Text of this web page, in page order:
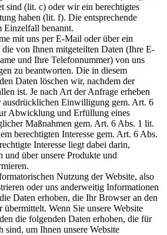
sind (lit. c) oder wir ein berechtigtes
haben (lit. f). Die entsprechende
Einzelfall benannt.
mit uns per E-Mail oder über ein
von Ihnen mitgeteilten Daten (Ihre E-
und Ihre Telefonnummer) von uns
zu beantworten. Die in diesem
Daten löschen wir, nachdem der
ist. Je nach Art der Anfrage erheben
ausdrücklichen Einwilligung gem. Art. 6
Abwicklung und Erfüllung eines
Maßnahmen gem. Art. 6 Abs. 1 lit.
berechtigten Interesse gem. Art. 6 Abs.
Interesse liegt dabei darin,
und über unsere Produkte und
Nutzung der Website, also
oder uns anderweitig Informationen
Daten erhoben, die Ihr Browser an den
übermittelt. Wenn Sie unsere Website
die folgenden Daten erhoben, die für
sind, um Ihnen unsere Website